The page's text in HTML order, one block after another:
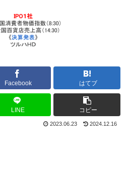
Facebook はてブ
LINE コピー
2023.06.23 2024.12.16